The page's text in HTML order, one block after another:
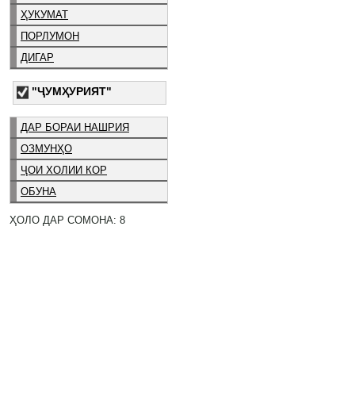
ҲУКУМАТ
ПОРЛУМОН
ДИГАР
"ҶУМҲУРИЯТ"
ДАР БОРАИ НАШРИЯ
ОЗМУНҲО
ҶОИ ХОЛИИ КОР
ОБУНА
ҲОЛО ДАР СОМОНА: 8